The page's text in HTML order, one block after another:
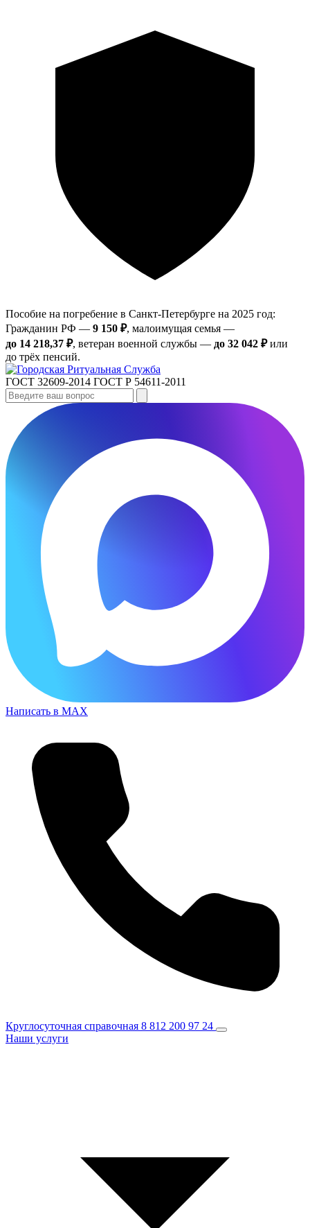
Пособие на погребение в Санкт‑Петербурге на 2025 год:
Гражданин РФ — 9 150 ₽, малоимущая семья —
до 14 218,37 ₽, ветеран военной службы — до 32 042 ₽или
до трёх пенсий.
ГОСТ 32609-2014 ГОСТ Р 54611-2011
Написать в MAX
Круглосуточная справочная 8 812 200 97 24
Наши услуги